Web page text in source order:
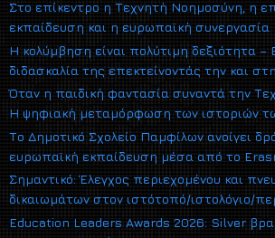
Στο επίκεντρο η Τεχνητή Νοημοσύνη, η
εκπαίδευση και η ευρωπαϊκή συνεργασία
Η κολύμβηση είναι πολύτιμη δεξιότητα –
διδασκαλία της επεκτείνοντάς την και
Όταν η παιδική φαντασία συναντά την
Η ψηφιακή μεταμόρφωση των ιστοριών
Το Δημοτικό Σχολείο Παμφίλων ανοίγει
ευρωπαϊκή εκπαίδευση μέσα από το
Σημαντικό: Έλεγχος περιεχομένου και
δικαιωμάτων στον ιστότοπό/ιστολόγιο/
Education Leaders Awards 2026: Silver